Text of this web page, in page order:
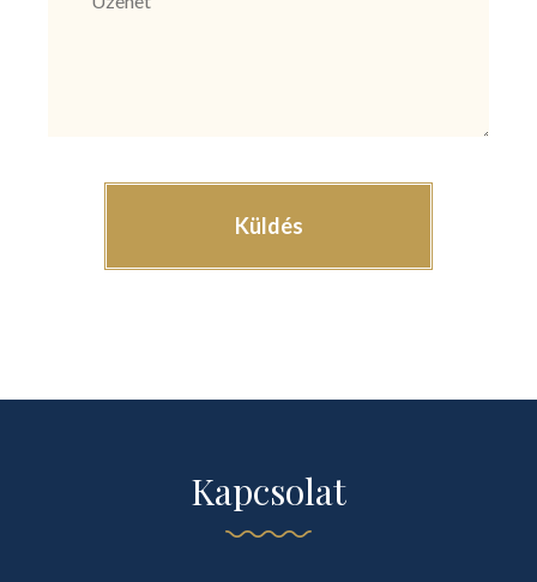
Kapcsolat